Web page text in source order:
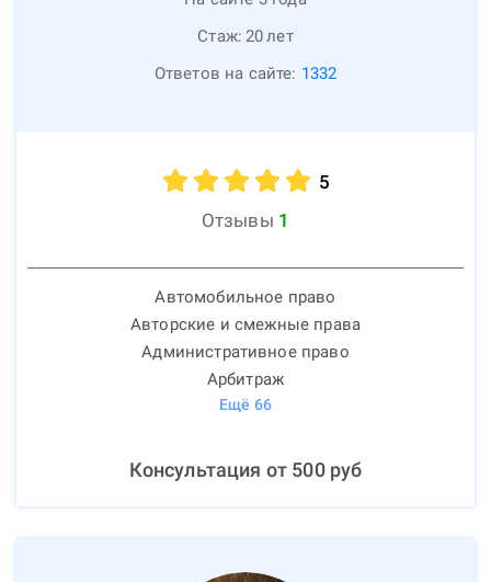
Стаж: 20лет
Ответов на сайте: 1332
5
Отзывы 1
Автомобильное право
Авторские и смежные права
Административное право
Арбитраж
Ещё 66
Консультация от 500руб